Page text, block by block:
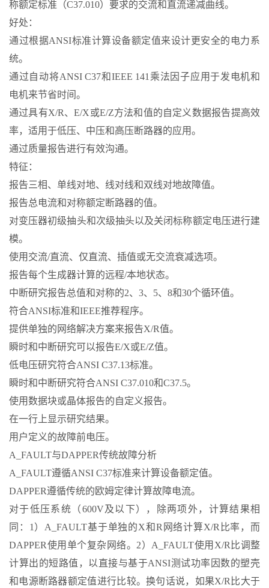
称额定标准（C37.010）要求的交流和直流递减曲线。
好处：
通过根据ANSI标准计算设备额定值来设计更安全的电力系
统。
通过自动将ANSI C37和IEEE 141乘法因子应用于发电机和
电机来节省时间。
通过具有X/R、E/X或E/Z方法和值的自定义数据报告提高效
率，适用于低压、中压和高压断路器的应用。
通过质量报告进行有效沟通。
特征：
报告三相、单线对地、线对线和双线对地故障值。
报告总电流和对称额定断路器的值。
对变压器初级抽头和次级抽头以及关闭标称额定电压进行建
模。
使用交流/直流、仅直流、插值或无交流衰减选项。
报告每个生成器计算的远程/本地状态。
中断研究报告总值和对称的2、3、5、8和30个循环值。
符合ANSI标准和IEEE推荐程序。
提供单独的网络解决方案来报告X/R值。
瞬时和中断研究可以报告E/X或E/Z值。
低电压研究符合ANSI C37.13标准。
瞬时和中断研究符合ANSI C37.010和C37.5。
使用数据块或晶体报告的自定义报告。
在一行上显示研究结果。
用户定义的故障前电压。
A_FAULT与DAPPER传统故障分析
A_FAULT遵循ANSI C37标准来计算设备额定值。
DAPPER遵循传统的欧姆定律计算故障电流。
对于低压系统（600V及以下），除两项外，计算结果相
同：1）A_FAULT基于单独的X和R网络计算X/R比率，而
DAPPER使用单个复杂网络。2）A_FAULT使用X/R比调整
计算出的短路值，以直接与基于ANSI测试功率因数的塑壳
和电源断路器额定值进行比较。换句话说，如果X/R比大于